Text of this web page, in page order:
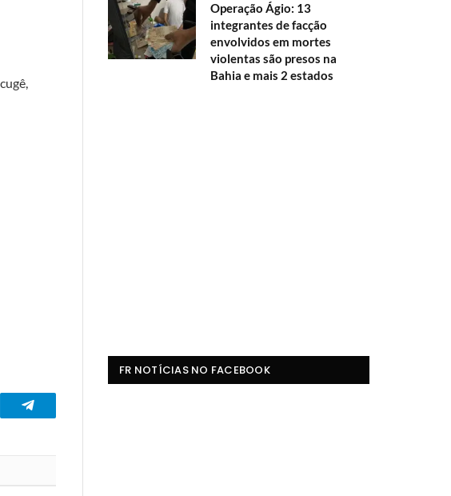
Telegrama
Operação Ágio: 13
integrantes de facção
envolvidos em mortes
violentas são presos na
Bahia e mais 2 estados
FR NOTÍCIAS NO FACEBOOK